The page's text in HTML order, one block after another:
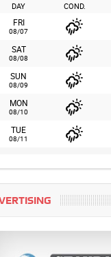
DAY COND.
FRI
08/07
SAT
08/08
SUN
08/09
MON
08/10
TUE
08/11